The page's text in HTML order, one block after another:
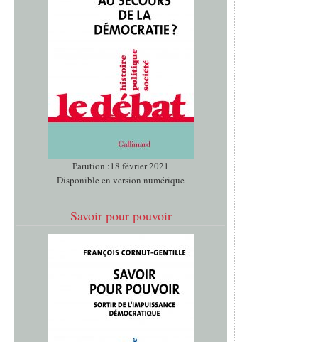
Parution :18 février 2021
Disponible en version numérique
Savoir pour pouvoir